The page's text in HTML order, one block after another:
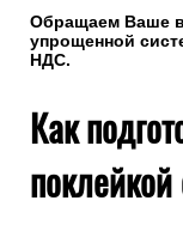
Обращаем Ваше
упрощенной
НДС.
Как